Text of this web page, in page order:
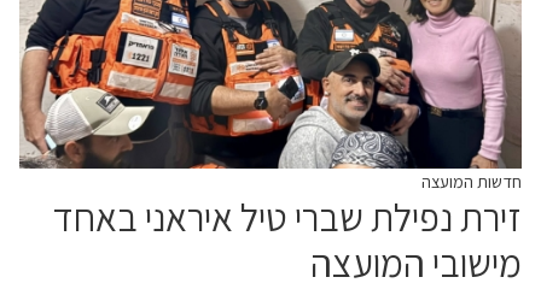
חדשות המועצה
זירת נפילת שברי טיל איראני באחד
מישובי המועצה